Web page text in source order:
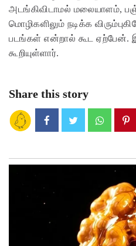
அடங்கிவிடாமல் மலையாளம்,
மொழிகளிலும் நடிக்க
படங்கள் என்றால் கூட ஏற்பேன்.
கூறியுள்ளார்.
Share this story